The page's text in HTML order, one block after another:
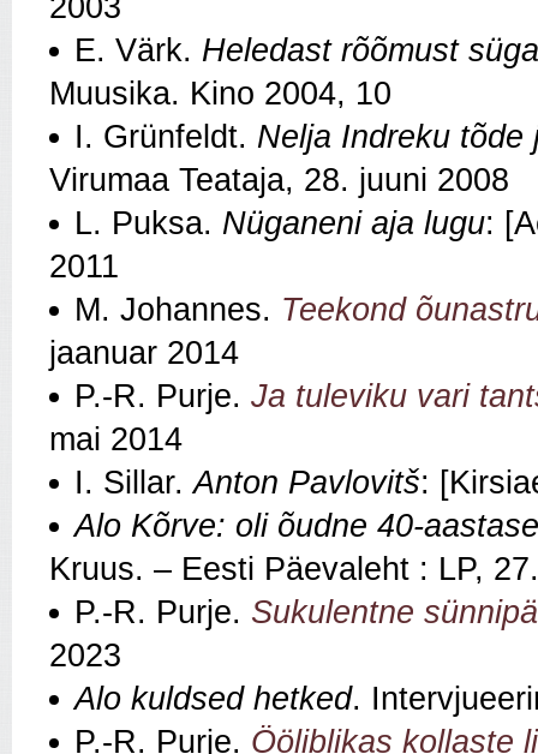
E. Värk. Heledast rõõmust
Muusika. Kino 2004, 10
I. Grünfeldt. Nelja Indreku tõde
Virumaa Teataja, 28. juuni 2008
L. Puksa. Nüganeni aja lugu:
2011
M. Johannes. Teekond
jaanuar 2014
P.-R. Purje. Ja tuleviku vari
mai 2014
I. Sillar.Anton Pavlovitš:
Alo Kõrve: oli õudne 40-
Kruus. – Eesti Päevaleht : LP,
P.-R. Purje. Sukulentne
2023
Alo kuldsed hetked.
P.-R. Purje. Ööliblikas kollaste